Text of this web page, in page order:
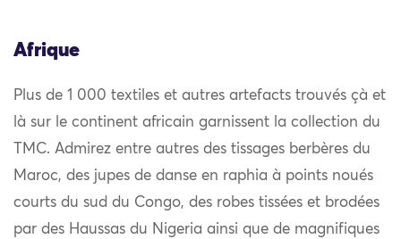
Afrique
Plus de 1 000 textiles et autres artefacts trouvés çà et
là sur le continent africain garnissent la collection du
TMC. Admirez entre autres des tissages berbères du
Maroc, des jupes de danse en raphia à points noués
courts du sud du Congo, des robes tissées et brodées
par des Haussas du Nigeria ainsi que de magnifiques